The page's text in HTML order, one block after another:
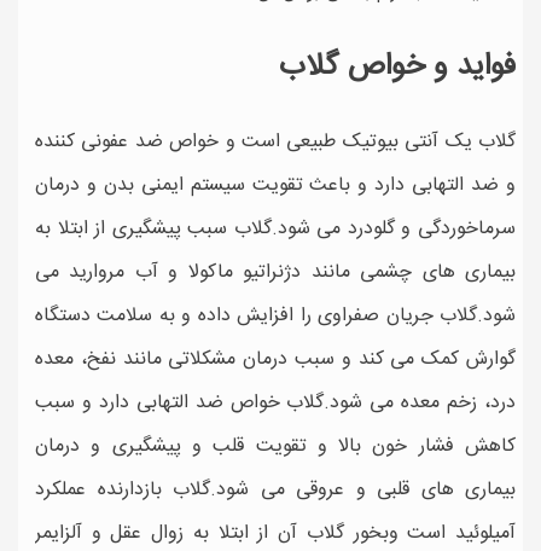
فواید و خواص گلاب
گلاب یک آنتی بیوتیک طبیعی است و خواص ضد عفونی کننده
و ضد التهابی دارد و باعث تقویت سیستم ایمنی بدن و درمان
سرماخوردگی و گلودرد می شود.گلاب سبب پیشگیری از ابتلا به
بیماری های چشمی مانند دژنراتیو ماکولا و آب مروارید می
شود.گلاب جریان صفراوی را افزایش داده و به سلامت دستگاه
گوارش کمک می کند و سبب درمان مشکلاتی مانند نفخ، معده
درد، زخم معده می شود.گلاب خواص ضد التهابی دارد و سبب
کاهش فشار خون بالا و تقویت قلب و پیشگیری و درمان
بیماری های قلبی و عروقی می شود.گلاب بازدارنده عملکرد
آمیلوئید است وبخور گلاب آن از ابتلا به زوال عقل و آلزایمر